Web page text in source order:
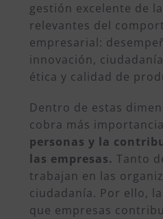
gestión excelente de
relevantes del
empresarial:
innovación,
ética y calidad de
Dentro de estas
cobra más importancia
personas y la
las empresas. Tanto
trabajan en las
ciudadanía. Por ello,
que empresas